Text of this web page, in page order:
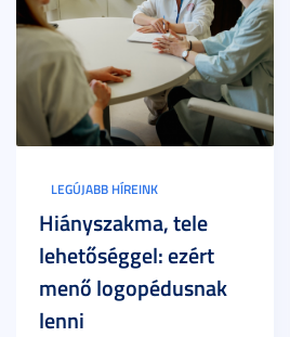
LEGÚJABB HÍREINK
Hiányszakma, tele
lehetőséggel: ezért
menő logopédusnak
lenni